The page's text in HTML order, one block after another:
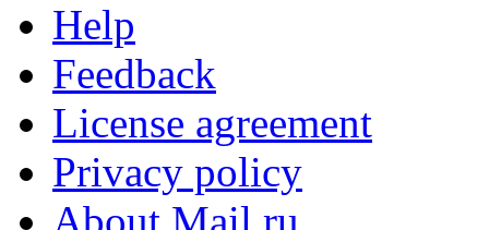
Help
Feedback
License agreement
Privacy policy
About Mail.ru